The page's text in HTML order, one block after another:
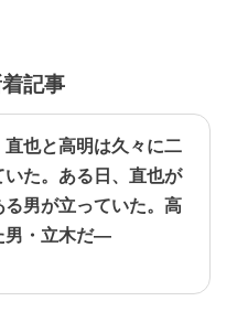
記事
直也と高明は久々に二
た。ある日、直也が
男が立っていた。高
男・立木だ―